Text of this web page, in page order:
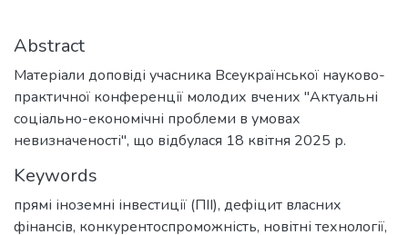
Abstract
Матеріали доповiді учасника Всеукраїнської науково-
практичної конференції молодих вчених "Актуальні
соціально-економічні проблеми в умовах
невизначеності", що відбулася 18 квітня 2025 р.
Keywords
прямі іноземні інвестиції (ПІІ), дефіцит власних
фінансів, конкурентоспроможність, новітні технології,